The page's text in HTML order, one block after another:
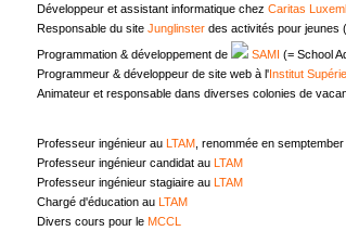
Développeur et assistant informatique chez Caritas
Responsable du site Junglinster des activités pour jeunes
Programmation & développement de SAMI (= School
Programmeur & développeur de site web à l'Institut
Animateur et responsable dans diverses colonies de
Professeur ingénieur au LTAM , renommée en
Professeur ingénieur candidat au
LTAM
Professeur ingénieur stagiaire au
LTAM
Chargé d'éducation au
LTAM
Divers cours pour le MCCL